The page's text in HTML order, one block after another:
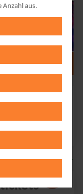
Anzahl aus.
tickets